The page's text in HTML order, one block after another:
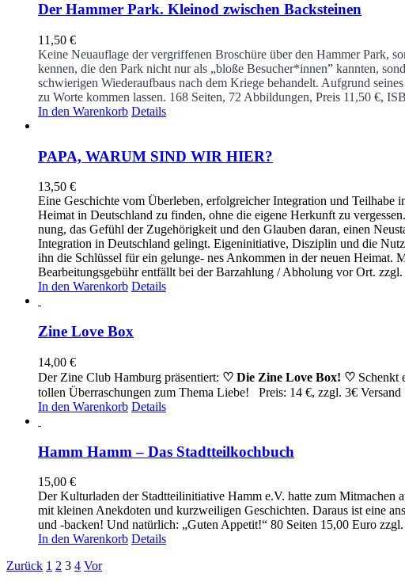
Der Hammer Park. Kleinod zwischen Backsteinen
11,50 €
Keine Neuauflage der vergriffenen Broschüre über den Hammer Park,
kennen, die den Park nicht nur als „bloße Besucher*innen” kannten,
schwierigen Wiederaufbaus nach dem Kriege behandelt. Aufgrund
zu Worte kommen lassen. 168 Seiten, 72 Abbildungen, Preis 11,50 €,
In den Warenkorb Details
PAPA, WARUM SIND WIR HIER?
13,50 €
Eine Geschichte vom Überleben, erfolgreicher Integration und Teilhabe
Heimat in Deutschland zu finden, ohne die eigene Herkunft zu
nung, das Gefühl der Zugehörigkeit und den Glauben daran, einen
Integration in Deutschland gelingt. Eigeninitiative, Disziplin und die
ihn die Schlüssel für ein gelunge- nes Ankommen in der neuen
Bearbeitungsgebühr entfällt bei der Barzahlung / Abholung vor Ort.
In den Warenkorb Details
Zine Love Box
14,00 €
Der Zine Club Hamburg präsentiert: ♡ Die Zine Love Box! ♡ Schenkt
tollen Überraschungen zum Thema Liebe! Preis: 14 €, zzgl. 3€ Versand
In den Warenkorb Details
Hamm Hamm – Das Stadtteilkochbuch
15,00 €
Der Kulturladen der Stadtteilinitiative Hamm e.V. hatte zum Mitmachen
mit kleinen Anekdoten und kurzweiligen Geschichten. Daraus ist eine
und -backen! Und natürlich: „Guten Appetit!“ 80 Seiten 15,00 Euro zzgl.
In den Warenkorb Details
Zurück 1 2 3 4 Vor